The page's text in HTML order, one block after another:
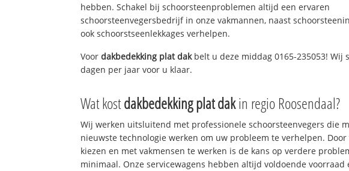
hebben. Schakel bij schoorsteenproblemen altijd een ervaren
schoorsteenvegersbedrijf in onze vakmannen, naast
ook schoorstseenlekkages verhelpen.
Voordakbedekking plat dakbelt u deze middag 0165-235053! Wij
dagen per jaar voor u klaar.
Wat kostdakbedekking plat dakin regio Roosendaal?
Wij werken uitsluitend met professionele schoorsteenvegers die
nieuwste technologie werken om uw probleem te verhelpen. Door
kiezen en met vakmensen te werken is de kans op verdere
minimaal. Onze servicewagens hebben altijd voldoende voorraad